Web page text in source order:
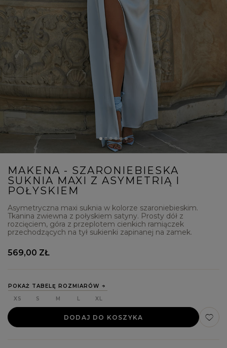
MAKENA - SZARONIEBIESKA
SUKNIA MAXI Z ASYMETRIĄ I
POŁYSKIEM
Asymetryczna maxi suknia w kolorze szaroniebieskim.
Tkanina zwiewna z połyskiem satyny. Prosty dół z
rozcięciem, góra z przeplotem cienkich ramiączek
przechodzących na tył sukienki zapinanej na zamek.
POKAŻ TABELĘ ROZMIARÓW
XS
S M L XL
DODAJ DO KOSZYKA
569,00 ZŁ